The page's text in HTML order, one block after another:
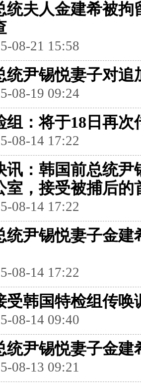
统夫人金建希被拘
08-21 15:58
统尹锡悦妻子对追
08-19 09:24
组：将于18日再次
08-14 17:22
讯：韩国前总统
室，接受被捕后的
08-14 17:22
统尹锡悦妻子金建
08-14 17:22
受韩国特检组传唤
08-14 09:40
统尹锡悦妻子金建
08-13 09:21